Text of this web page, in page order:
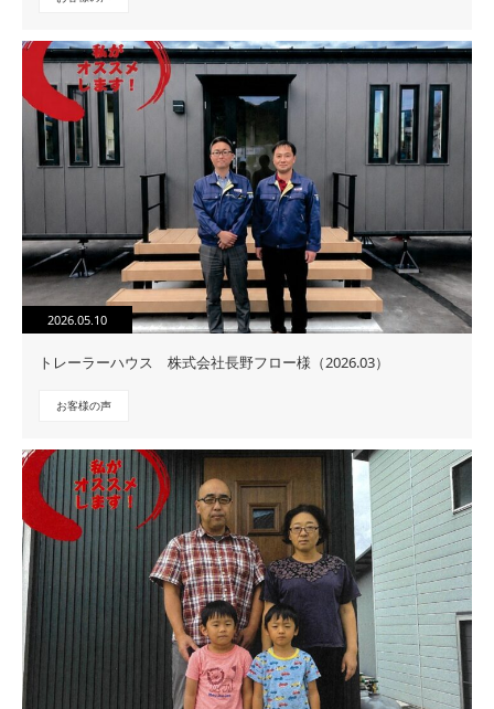
2026.05.10
トレーラーハウス 株式会社長野フロー様（2026.03）
お客様の声